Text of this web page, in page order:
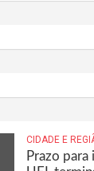
CIDADE E
Prazo